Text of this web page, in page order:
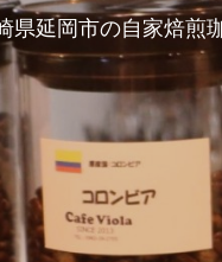
県延岡市の自家焙煎